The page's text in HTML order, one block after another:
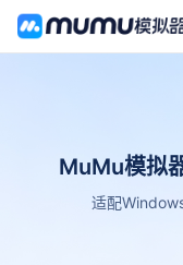
MuMu模拟
适配